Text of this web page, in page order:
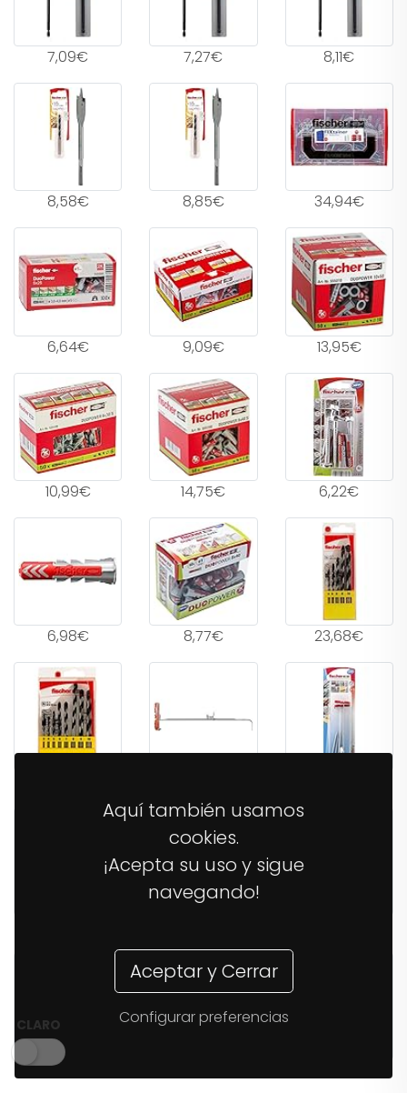
7,09€ 7,27€ 8,11€
8,58€ 8,85€ 34,94€
6,64€ 9,09€ 13,95€
10,99€ 14,75€ 6,22€
6,98€ 8,77€ 23,68€
38,03€
Aquí también usamos
cookies.
¡Acepta su uso y sigue
navegando!
Aceptar y Cerrar
Configurar preferencias
CLARO